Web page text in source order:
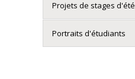
Projets de stages d'été
Portraits d'étudiants